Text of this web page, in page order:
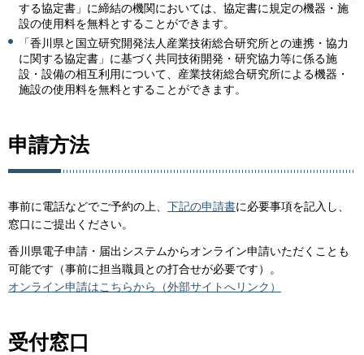
する協定書」に締結の機関においては、協定書に規定の機器・施
設の使用料を無料とすることができます。
「香川県と国立研究開発法人産業技術総合研究所との連携・協力
に関する協定書」に基づく共同技術開発・研究協力等に係る施
設・設備の相互利用について、産業技術総合研究所による機器・
施設の使用料を無料とすることができます。
申請方法
事前に電話などでご予約の上、 下記の申請書に必要事項を記入し、
窓口にご提出ください。
香川県電子申請・届出システムからオンライン申請いただくことも
可能です（事前に担当職員との打合せが必要です）。
オンライン申請はこちらから（外部サイトへリンク）
受付窓口